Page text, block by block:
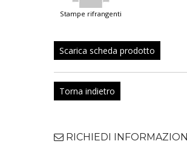
stampe rifrangenti
Scarica scheda prodotto
Torna indietro
RICHIEDI INFORMAZIONI